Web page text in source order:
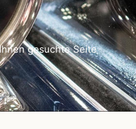
gesuchte Seite